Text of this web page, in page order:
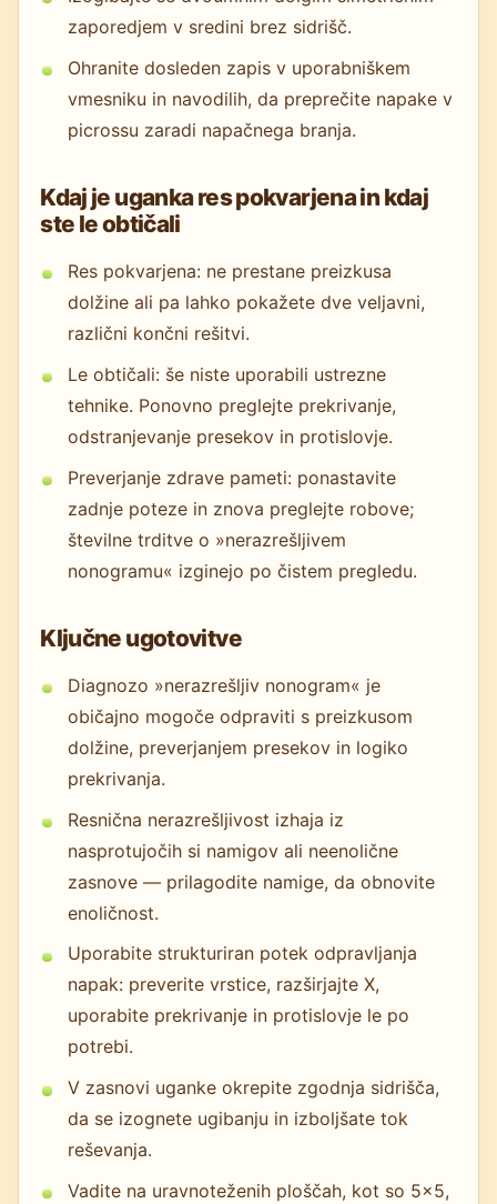
zaporedjem v sredini brez sidrišč.
Ohranite dosleden zapis v uporabniškem
vmesniku in navodilih, da preprečite napake v
picrossu zaradi napačnega branja.
Kdaj je uganka res pokvarjena in kdaj
ste le obtičali
Res pokvarjena: ne prestane preizkusa
dolžine ali pa lahko pokažete dve veljavni,
različni končni rešitvi.
Le obtičali: še niste uporabili ustrezne
tehnike. Ponovno preglejte prekrivanje,
odstranjevanje presekov in protislovje.
Preverjanje zdrave pameti: ponastavite
zadnje poteze in znova preglejte robove;
številne trditve o »nerazrešljivem
nonogramu« izginejo po čistem pregledu.
Ključne ugotovitve
Diagnozo »nerazrešljiv nonogram« je
običajno mogoče odpraviti s preizkusom
dolžine, preverjanjem presekov in logiko
prekrivanja.
Resnična nerazrešljivost izhaja iz
nasprotujočih si namigov ali neenolične
zasnove — prilagodite namige, da obnovite
enoličnost.
Uporabite strukturiran potek odpravljanja
napak: preverite vrstice, razširjajte X,
uporabite prekrivanje in protislovje le po
potrebi.
V zasnovi uganke okrepite zgodnja sidrišča,
da se izognete ugibanju in izboljšate tok
reševanja.
Vadite na uravnoteženih ploščah, kot so 5×5,